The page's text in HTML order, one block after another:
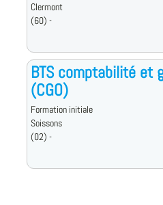
Clermont
(60) -
BTS comptabilité et
(CGO)
Formation initiale
Soissons
(02) -